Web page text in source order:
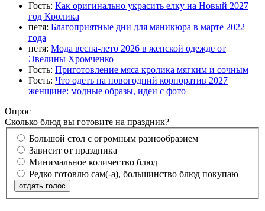
Гость: Как оригинально украсить елку на Новый 2027
год Кролика
петя: Благоприятные дни для маникюра в марте 2022
года
петя: Мода весна-лето 2026 в женской одежде от
Эвелины Хромченко
Гость: Приготовление мяса кролика мягким и сочным
Гость: Что одеть на новогодний корпоратив 2027
женщине: модные образы, идеи с фото
Опрос
Сколько блюд вы готовите на праздник?
Большой стол с огромным разнообразием
Зависит от праздника
Минимальное количество блюд
Редко готовлю сам(-а), большинство блюд покупаю
отдать голос